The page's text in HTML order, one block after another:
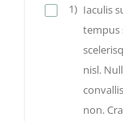
1) Iaculis
tempus
nisl.
non.